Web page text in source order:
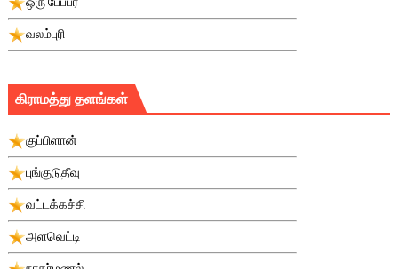
வலம்புரி
கிராமத்து தளங்கள்
குப்பிளான்
புங்குடுதீவு
வட்டக்கச்சி
அளவெட்டி